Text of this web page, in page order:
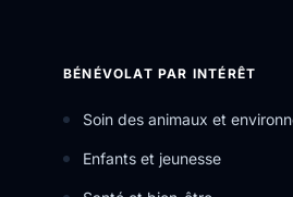
BÉNÉVOLAT PAR INTÉRÊT
Soin des animaux et
Enfants et jeunesse